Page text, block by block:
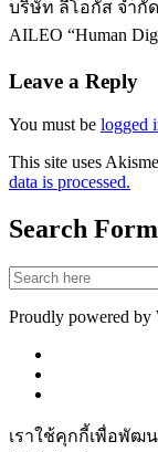
บริษัท ลีโอกัส จำกั
AILEO “Human
Leave a Reply
You must be logged
This site uses
data is processed.
Search Form
Proudly powered by
เราใช้คุกกี้เพื่อพัฒ